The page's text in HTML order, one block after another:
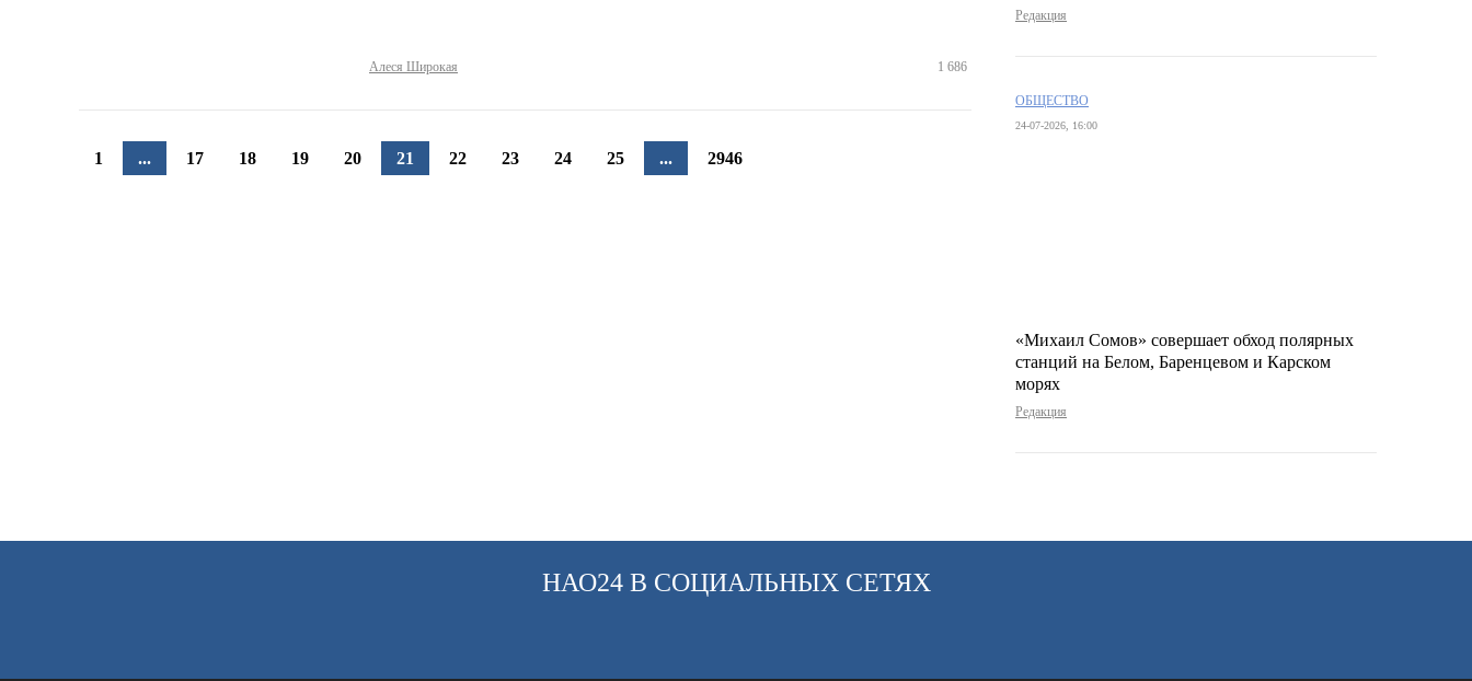
Алеся Широкая 1 686
1 ... 17 18 19 20 21 22 23 24 25 ... 2946
Редакция
ОБЩЕСТВО
24-07-2026, 16:00
«Михаил Сомов» совершает обход полярных
станций на Белом, Баренцевом и Карском
морях
Редакция
НАО24 В СОЦИАЛЬНЫХ СЕТЯХ